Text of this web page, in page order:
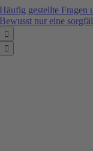
Zum
Inhalt
springen
Häufig gestellte Fragen
Bewusst nur eine

